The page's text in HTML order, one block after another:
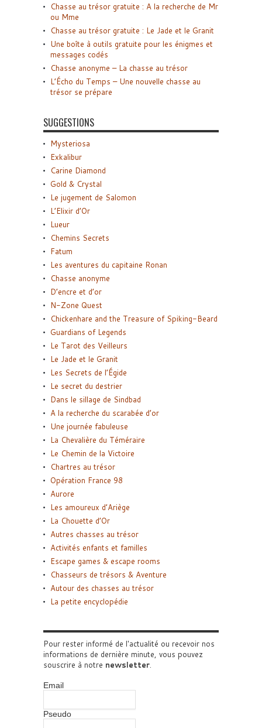
Chasse au trésor gratuite : A la recherche de Mr
ou Mme
Chasse au trésor gratuite : Le Jade et le Granit
Une boîte à outils gratuite pour les énigmes et
messages codés
Chasse anonyme – La chasse au trésor
L’Écho du Temps – Une nouvelle chasse au
trésor se prépare
SUGGESTIONS
Mysteriosa
Exkalibur
Carine Diamond
Gold & Crystal
Le jugement de Salomon
L’Elixir d’Or
Lueur
Chemins Secrets
Fatum
Les aventures du capitaine Ronan
Chasse anonyme
D’encre et d’or
N-Zone Quest
Chickenhare and the Treasure of Spiking-Beard
Guardians of Legends
Le Tarot des Veilleurs
Le Jade et le Granit
Les Secrets de l’Égide
Le secret du destrier
Dans le sillage de Sindbad
A la recherche du scarabée d’or
Une journée fabuleuse
La Chevalière du Téméraire
Le Chemin de la Victoire
Chartres au trésor
Opération France 98
Aurore
Les amoureux d’Ariège
La Chouette d’Or
Autres chasses au trésor
Activités enfants et familles
Escape games & escape rooms
Chasseurs de trésors & Aventure
Autour des chasses au trésor
La petite encyclopédie
Pour rester informé de l'actualité ou recevoir nos
informations de dernière minute, vous pouvez
souscrire à notre newsletter.
Email
Pseudo